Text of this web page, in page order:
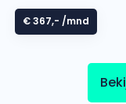
€ 367,- /mnd